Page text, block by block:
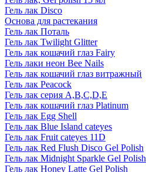
Гель лак Disco
Основа для растекания
Гель лак Поталь
Гель лак Twilight Glitter
Гель лак кошачий глаз Fairy
Гель лаки неон Bee Nails
Гель лак кошачий глаз витражный
Гель лак Peacock
Гель лак серия A,B,C,D,E
Гель лак кошачий глаз Platinum
Гель лак Egg Shell
Гель лак Blue Island cateyes
Гель лак Fruit cateyes 11D
Гель лак Red Flush Disco Gel Polish
Гель лак Midnight Sparkle Gel Polish
Гель лак Honey Latte Gel Polish